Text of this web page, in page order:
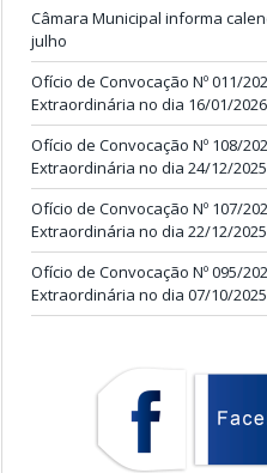
Câmara Municipal informa
julho
Ofício de Convocação Nº 011/
Extraordinária no dia 16/01/2026
Ofício de Convocação Nº 108/
Extraordinária no dia 24/12/2025
Ofício de Convocação Nº 107/
Extraordinária no dia 22/12/2025
Ofício de Convocação Nº 095/
Extraordinária no dia 07/10/2025